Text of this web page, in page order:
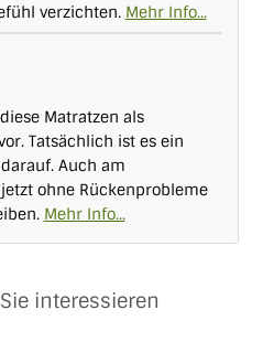
verzichten.
Matratzen als
Tatsächlich ist es ein
Auch am
ohne Rückenprobleme
interessieren